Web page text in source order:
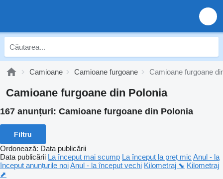
Camioane Camioane furgoane Camioane furgoane
Camioane furgoane din Polonia
167 anunțuri: Camioane furgoane din Polonia
Filtru
Ordonează: Data publicării
Data publicării La început mai scump La început la preț mic Anul - la
început anunțurile noiAnul - la început vechi Kilometraj ⬊ Kilometraj
⬈